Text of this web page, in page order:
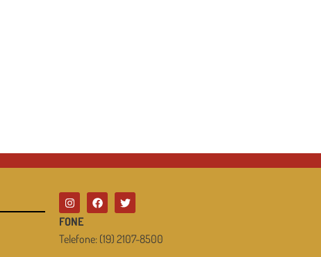
FONE
Telefone: (19) 2107-8500